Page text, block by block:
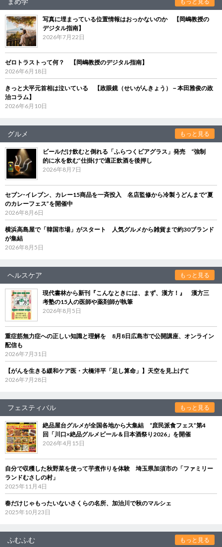
写真に埋まっている位置情報はおっかないのか 【岡嶋教授の
デジタル指南】
2026年7月22日
ゼロトラストって何？ 【岡嶋教授のデジタル指南】
2026年6月18日
きっと大平元首相は泣いている 【政眼鏡（せいがんきょう）－本田雅俊の政
治コラム】
2026年6月10日
グルメ もっと見る
ビールだけ飲むと倒れる「ふらつくビアグラス」発売 “強制
的に水を飲む”仕掛けで適正飲酒を後押し
2026年8月7日
セブン‐イレブン、カレー15商品を一斉投入 名店監修から冷製うどんまで“夏
のカレーフェス”を開催中
2026年8月6日
横浜高島屋で「韓国市場」がスタート 人気グルメから雑貨まで約30ブランド
が集結
2026年8月5日
ヘルスケア もっと見る
現代書林から新刊『こんなときには、まず、漢方！』 漢方三
考塾の15人の医師や薬剤師が執筆
2026年8月5日
重症筋無力症への正しい知識と理解を 8月8日広島市で公開講座、オンライン
配信も
2026年7月31日
【がんを生きる緩和ケア医・大橋洋平「足し算命」】天空を見上げて
2026年7月28日
フェスティバル もっと見る
絶品屋台グルメが全国各地から大集結 “庶民派食フェス”第4
回「川口×絶品グルメビール＆日本酒祭り2026」を開催
2026年4月15日
自分で収穫した秋野菜を使って芋煮作りを体験 埼玉県加須市の「ファミリー
ランドむさしの村」
2025年11月4日
春だけじゃもったいないさくらの名所、加治川で秋のマルシェ
2025年10月23日
ふむふむ もっと見る